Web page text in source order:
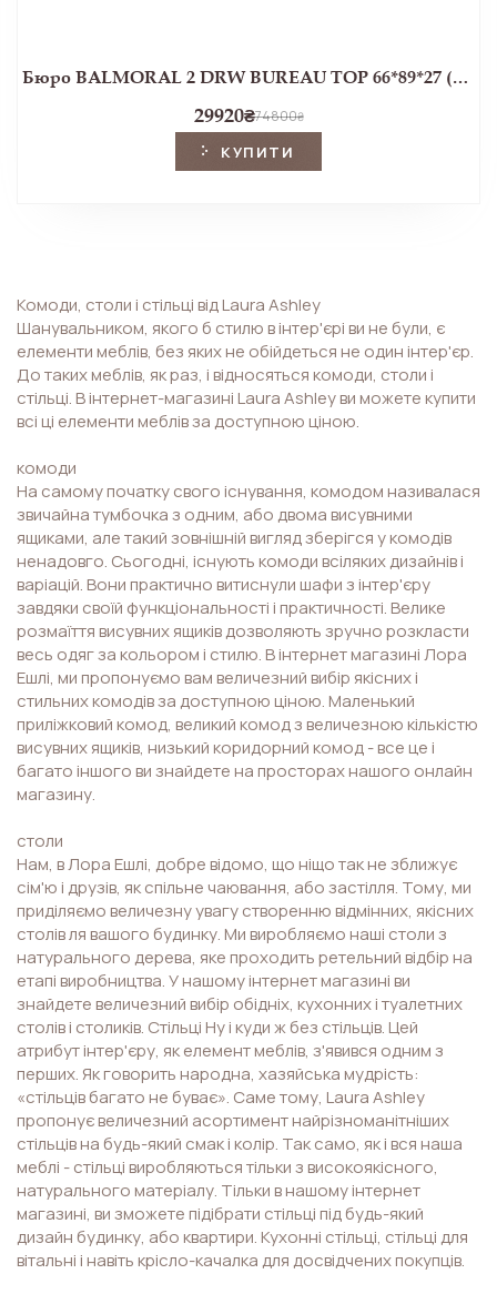
Бюро BALMORAL 2 DRW BUREAU TOP 66*89*27 (Chestnut)
29920₴74800₴
КУПИТИ
Комоди, столи і стільці від Laura Ashley
Шанувальником, якого б стилю в інтер'єрі ви не були, є
елементи меблів, без яких не обійдеться не один інтер'єр.
До таких меблів, як раз, і відносяться комоди, столи і
стільці. В інтернет-магазині Laura Ashley ви можете купити
всі ці елементи меблів за доступною ціною.
комоди
На самому початку свого існування, комодом називалася
звичайна тумбочка з одним, або двома висувними
ящиками, але такий зовнішній вигляд зберігся у комодів
ненадовго. Сьогодні, існують комоди всіляких дизайнів і
варіацій. Вони практично витиснули шафи з інтер'єру
завдяки своїй функціональності і практичності. Велике
розмаїття висувних ящиків дозволяють зручно розкласти
весь одяг за кольором і стилю. В інтернет магазині Лора
Ешлі, ми пропонуємо вам величезний вибір якісних і
стильних комодів за доступною ціною. Маленький
приліжковий комод, великий комод з величезною кількістю
висувних ящиків, низький коридорний комод - все це і
багато іншого ви знайдете на просторах нашого онлайн
магазину.
столи
Нам, в Лора Ешлі, добре відомо, що ніщо так не зближує
сім'ю і друзів, як спільне чаювання, або застілля. Тому, ми
приділяємо величезну увагу створенню відмінних, якісних
столів ля вашого будинку. Ми виробляємо наші столи з
натурального дерева, яке проходить ретельний відбір на
етапі виробництва. У нашому інтернет магазині ви
знайдете величезний вибір обідніх, кухонних і туалетних
столів і столиків. Стільці Ну і куди ж без стільців. Цей
атрибут інтер'єру, як елемент меблів, з'явився одним з
перших. Як говорить народна, хазяйська мудрість:
«стільців багато не буває». Саме тому, Laura Ashley
пропонує величезний асортимент найрізноманітніших
стільців на будь-який смак і колір. Так само, як і вся наша
меблі - стільці виробляються тільки з високоякісного,
натурального матеріалу. Тільки в нашому інтернет
магазині, ви зможете підібрати стільці під будь-який
дизайн будинку, або квартири. Кухонні стільці, стільці для
вітальні і навіть крісло-качалка для досвідчених покупців.